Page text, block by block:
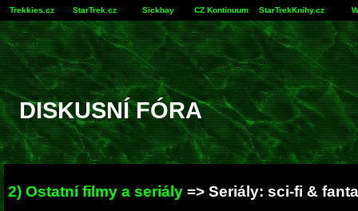
Trekkies.cz StarTrek.cz Sickbay CZ Kontinuum StarTrekKnihy.cz
DISKUSNÍ FÓRA
2) Ostatní filmy a seriály => Seriály: sci-fi &